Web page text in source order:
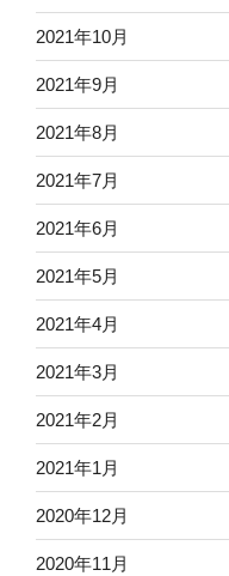
2021年10月
2021年9月
2021年8月
2021年7月
2021年6月
2021年5月
2021年4月
2021年3月
2021年2月
2021年1月
2020年12月
2020年11月